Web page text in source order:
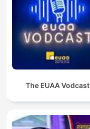
The EUAA Vodcast